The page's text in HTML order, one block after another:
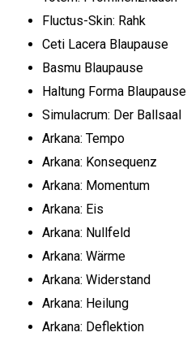
Fluctus-Skin: Rahk
Ceti Lacera Blaupause
Basmu Blaupause
Haltung Forma Blaupause
Simulacrum: Der Ballsaal
Arkana: Tempo
Arkana: Konsequenz
Arkana: Momentum
Arkana: Eis
Arkana: Nullfeld
Arkana: Wärme
Arkana: Widerstand
Arkana: Heilung
Arkana: Deflektion